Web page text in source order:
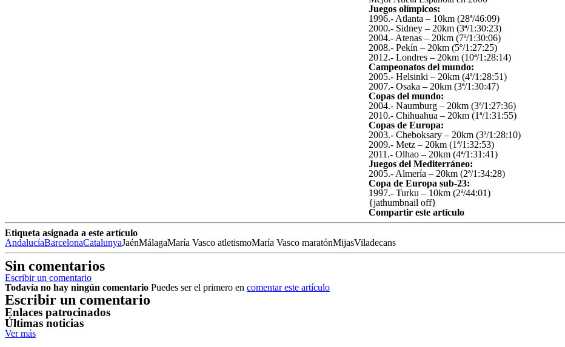
Juegos olímpicos:
1996.- Atlanta – 10km (28ª/46:09)
2000.- Sidney – 20km (3ª/1:30:23)
2004.- Atenas – 20km (7ª/1:30:06)
2008.- Pekín – 20km (5º/1:27:25)
2012.- Londres – 20km (10ª/1:28:14)
Campeonatos del mundo:
2005.- Helsinki – 20km (4ª/1:28:51)
2007.- Osaka – 20km (3ª/1:30:47)
Copas del mundo:
2004.- Naumburg – 20km (3ª/1:27:36)
2010.- Chihuahua – 20km (1ª/1:31:55)
Copas de Europa:
2003.- Cheboksary – 20km (3ª/1:28:10)
2009.- Metz – 20km (1ª/1:32:53)
2011.- Olhao – 20km (4ª/1:31:41)
Juegos del Mediterráneo:
2005.- Almería – 20km (2ª/1:34:28)
Copa de Europa sub-23:
1997.- Turku – 10km (2ª/44:01)
{jathumbnail off}
Compartir este artículo
Etiqueta asignada a este artículo
AndalucíaBarcelonaCatalunyaJaénMálagaMaría Vasco atletismoMaría Vasco maratónMijasViladecans
Sin comentarios
Escribir un comentario
Todavía no hay ningún comentario Puedes ser el primero en comentar este artículo
Escribir un comentario
Enlaces patrocinados
Últimas noticias
Ver más